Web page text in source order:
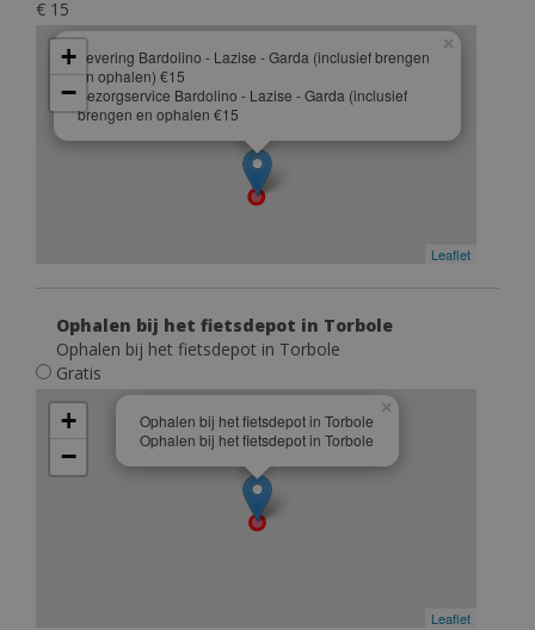
€ 15
Levering Bardolino - Lazise - Garda (inclusief brengen
en ophalen) €15
Bezorgservice Bardolino - Lazise - Garda (inclusief
brengen en ophalen €15
×
+
−
Leaflet
Ophalen bij het fietsdepot in Torbole
Ophalen bij het fietsdepot in Torbole
Gratis
Ophalen bij het fietsdepot in Torbole
Ophalen bij het fietsdepot in Torbole
×
+
−
Leaflet